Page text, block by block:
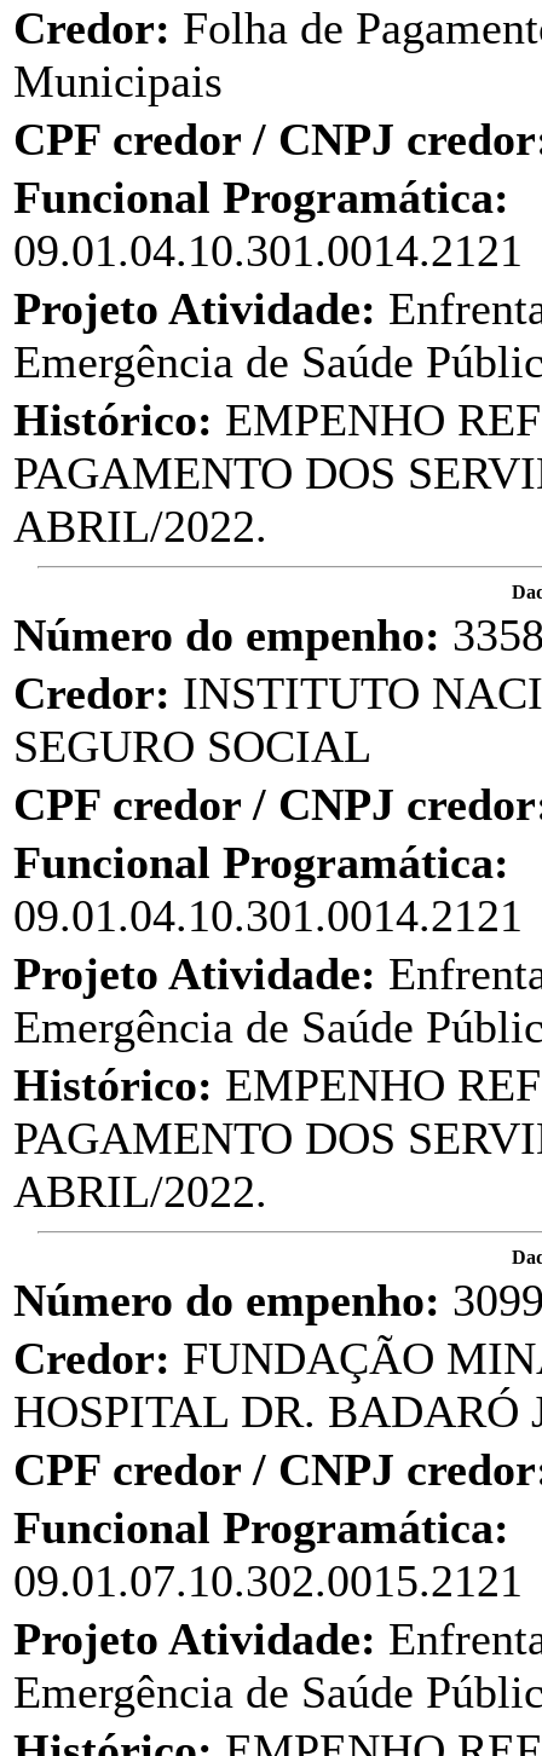
Credor: Folha de
Municipais
CPF credor / CNPJ
Funcional Programática:
09.01.04.10.301.0014.2121
Projeto Atividade:
Emergência de Saúde
Histórico: EMPENHO
PAGAMENTO DOS
ABRIL/2022.
Número do empenho:
Credor: INSTITUTO
SEGURO SOCIAL
CPF credor / CNPJ
Funcional Programática:
09.01.04.10.301.0014.2121
Projeto Atividade:
Emergência de Saúde
Histórico: EMPENHO
PAGAMENTO DOS
ABRIL/2022.
Número do empenho:
Credor: FUNDAÇÃO
HOSPITAL DR. BADARÓ
CPF credor / CNPJ
Funcional Programática:
09.01.07.10.302.0015.2121
Projeto Atividade:
Emergência de Saúde